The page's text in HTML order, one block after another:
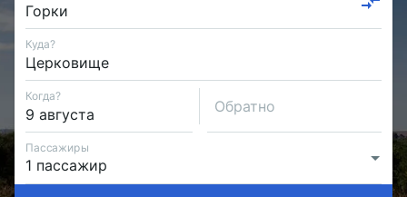
Куда?
Когда?
Обратно
Пассажиры